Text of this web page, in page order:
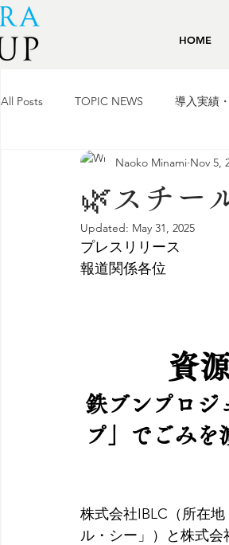
HOME
All Posts TOPIC NEWS 導入実績
🌿スチー
Naoko Minami Nov 5,
Updated: May 31, 2025
プレスリリース
報道関係各位
資
鉄ブンプロジ
プ」でごみ
株式会社IBLC（所在
ル・シー」）と株式